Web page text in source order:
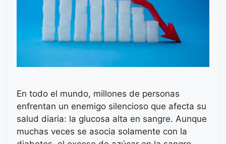
En todo el mundo, millones de personas
enfrentan un enemigo silencioso que afecta su
salud diaria: la glucosa alta en sangre. Aunque
muchas veces se asocia solamente con la